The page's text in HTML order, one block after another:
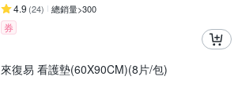
4.9 (24) 總銷量>300
券
來復易 看護墊(60X90CM)(8片/包)